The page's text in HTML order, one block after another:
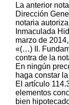
La anterior
Dirección
notaria
Inmaculada
marzo de
«(…) II.
contra de la
En ningún
haga constar
El artículo
elementos
bien